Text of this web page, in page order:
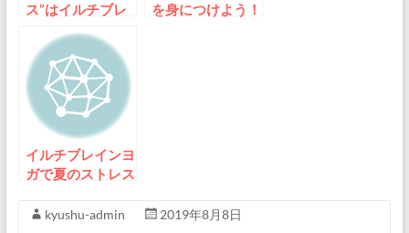
ス”はイルチブレ
入会金半額のキャ
ンペーン～軽い運
動と瞑想で体も心
もリフレッシュ
を身につけよう！
イルチブレインヨ
ガで夏のストレス
kyushu-admin
2019年8月8日